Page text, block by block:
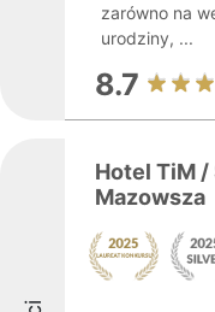
zarówno na
urodziny, ...
8.7
Hotel TiM /
Mazowsza